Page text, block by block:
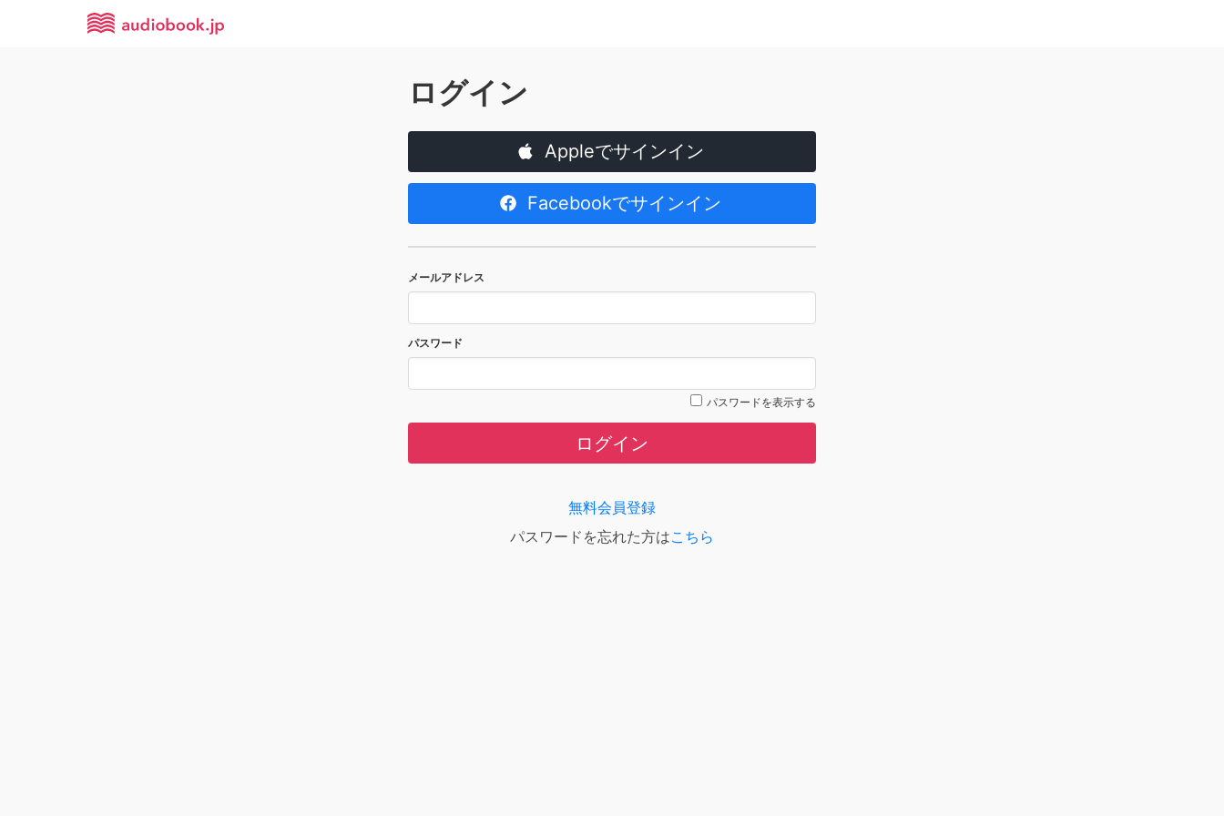
ログイン
Appleでサインイン
Facebookでサインイン
メールアドレス
パスワード
パスワードを表示する
ログイン
無料会員登録
パスワードを忘れた方はこちら